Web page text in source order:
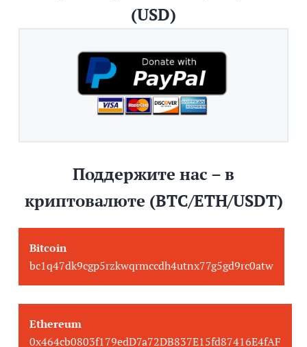
(USD)
Поддержите нас – в
криптовалюте (BTC/ETH/USDT)
Bitcoin
bc1q47dk9cgp5rzkwqrmccdh4utnx77g5gd9rc0atw
Ethereum
0x464cb0803f179edD7a72DB837E15fd87416E4fAF